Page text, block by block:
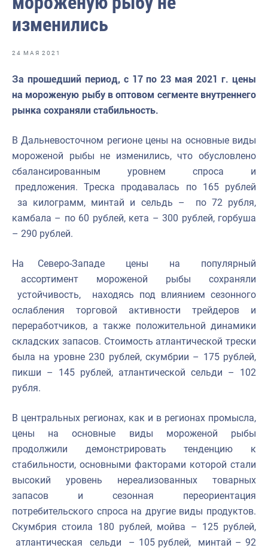
Отраслевые СМИ
Выставки и конференции
Научно-практическая литература
Рыбоохрана России
Отрасль в цифрах
Большая африканская экспедиция
События в России и мире
изменились
24 МАЯ 2021
За прошедший период, с 17 по 23 мая 2021 г. цены
на мороженую рыбу в оптовом сегменте внутреннего
рынка сохраняли стабильность.
В Дальневосточном регионе цены на основные виды
мороженой рыбы не изменились, что обусловлено
сбалансированным
уровнем спроса
и
предложения. Треска продавалась по 165 рублей
за килограмм, минтай и сельдь – по 72 рубля,
камбала – по 60 рублей, кета – 300 рублей, горбуша
– 290 рублей.
На Северо-Западе цены на
популярный
ассортимент
мороженой рыбы
сохраняли
устойчивость,
находясь под влиянием сезонного
ослабления торговой активности трейдеров и
переработчиков, а также положительной динамики
складских запасов. Стоимость атлантической трески
была на уровне 230 рублей, скумбрии – 175 рублей,
пикши – 145 рублей, атлантической сельди – 102
рубля.
В центральных регионах, как и в регионах промысла,
цены на основные виды мороженой рыбы
продолжили демонстрировать тенденцию к
стабильности, основными факторами которой стали
высокий уровень нереализованных товарных
запасов и сезонная переориентация
потребительского спроса на другие виды продуктов.
Скумбрия стоила 180 рублей, мойва – 125 рублей,
атлантическая
сельди – 105 рублей,
минтай – 92